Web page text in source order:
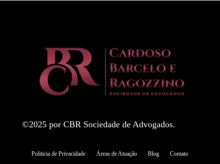
©2025 por CBR Sociedade de Advogados.
Politicia de Privacidade Áreas de Atuação Blog Contato